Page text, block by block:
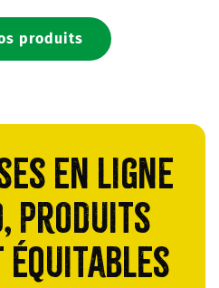
produits
en ligne
produits